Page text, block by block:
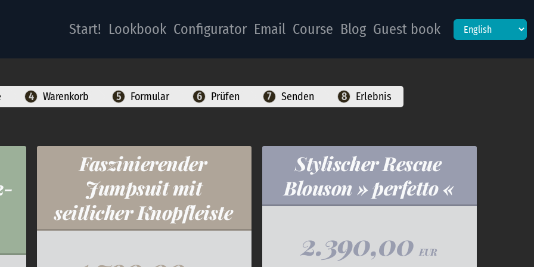
Start! Lookbook Configurator Email Course Blog Guest book
Warenkorb Formular Prüfen Senden Erlebnis
Faszinierender
Jumpsuit mit
seitlicher Knopfleiste
Stylischer Rescue
Blouson » perfetto «
2.390,00EUR